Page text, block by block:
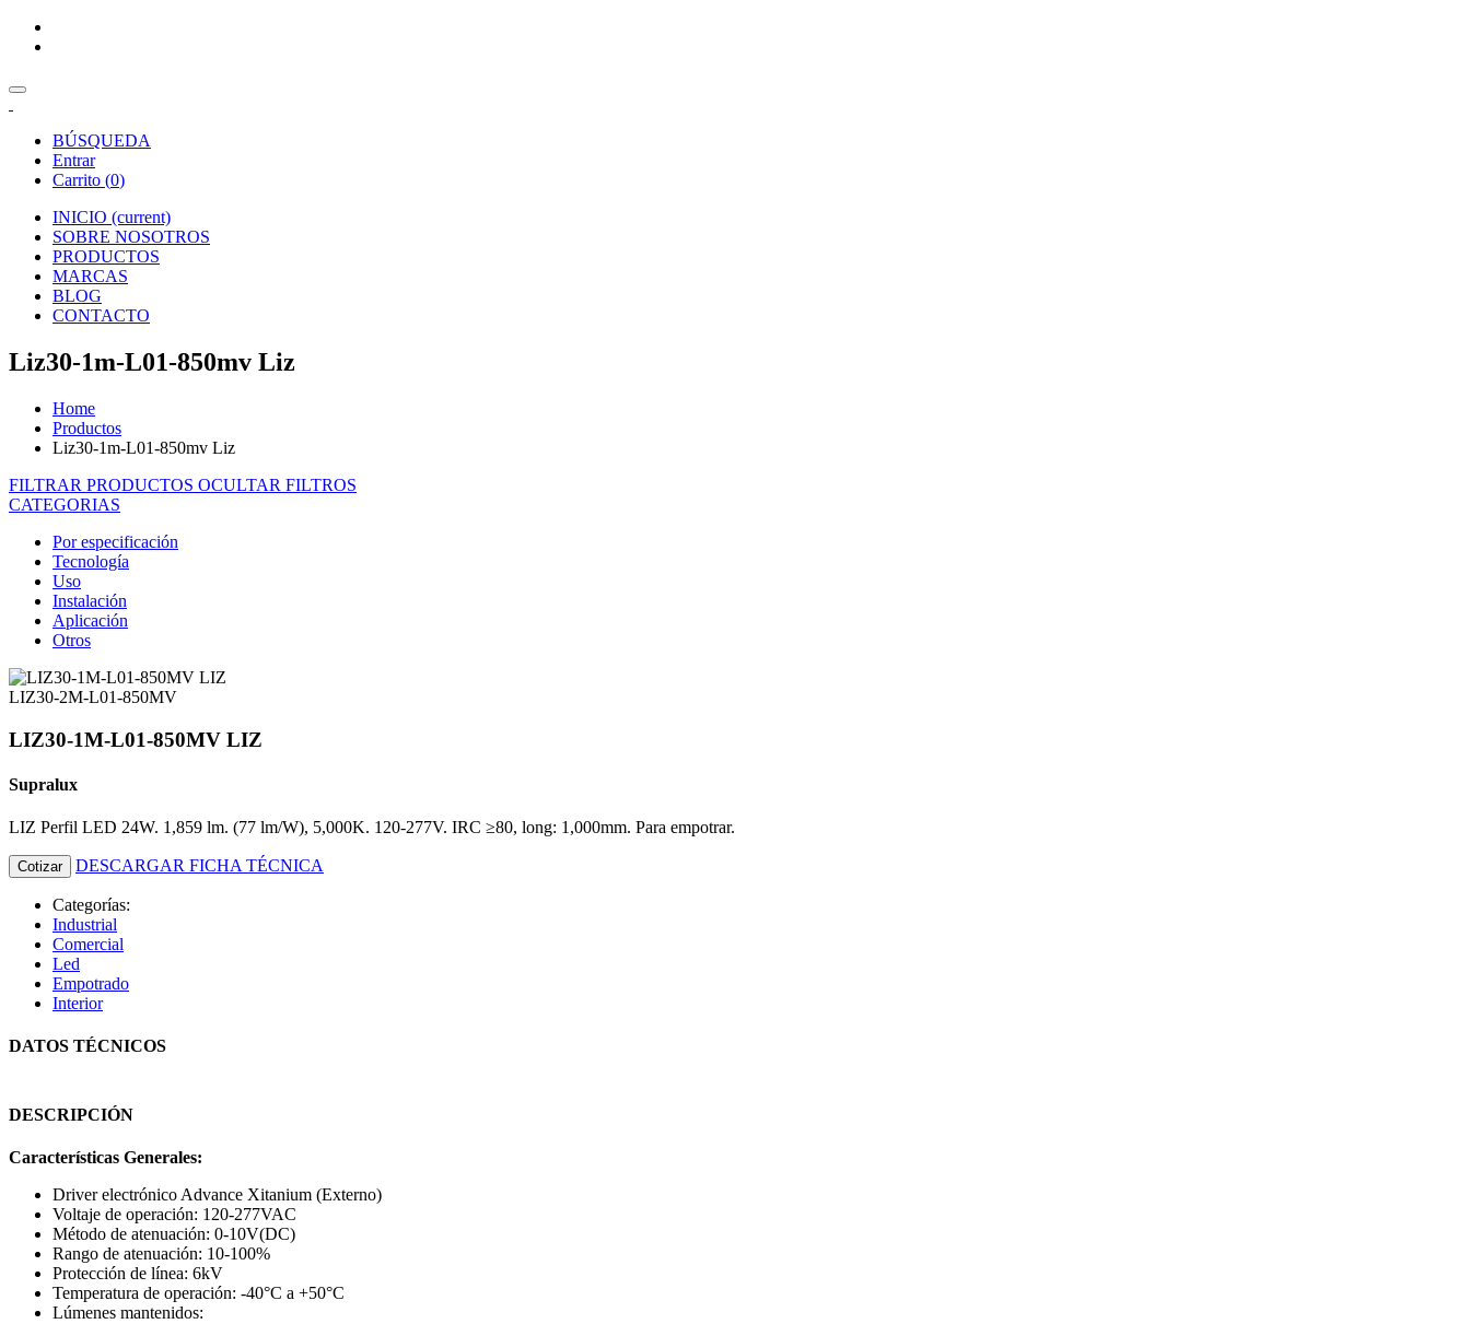
BÚSQUEDA
Entrar
Carrito (0)
INICIO (current)
SOBRE NOSOTROS
PRODUCTOS
MARCAS
BLOG
CONTACTO
Liz30-1m-L01-850mv Liz
Home
Productos
Liz30-1m-L01-850mv Liz
FILTRAR PRODUCTOS OCULTAR FILTROS
CATEGORIAS
Por especificación
Tecnología
Uso
Instalación
Aplicación
Otros
LIZ30-2M-L01-850MV
LIZ30-1M-L01-850MV LIZ
Supralux
LIZ Perfil LED 24W. 1,859 lm. (77 lm/W), 5,000K. 120-277V. IRC ≥80, long: 1,000mm. Para empotrar.
Cotizar DESCARGAR FICHA TÉCNICA
Categorías:
Industrial
Comercial
Led
Empotrado
Interior
DATOS TÉCNICOS
DESCRIPCIÓN
Características Generales:
Driver electrónico Advance Xitanium (Externo)
Voltaje de operación: 120-277VAC
Método de atenuación: 0-10V(DC)
Rango de atenuación: 10-100%
Protección de línea: 6kV
Temperatura de operación: -40°C a +50°C
Lúmenes mantenidos: